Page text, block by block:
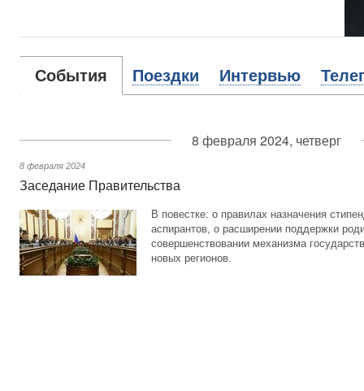
События Поездки Интервью
8 февраля 2024, четверг
8 февраля 2024
Заседание Правительства
В повестке: о правилах назначения
аспирантов, о расширении поддержки
совершенствовании механизма
новых регионов.